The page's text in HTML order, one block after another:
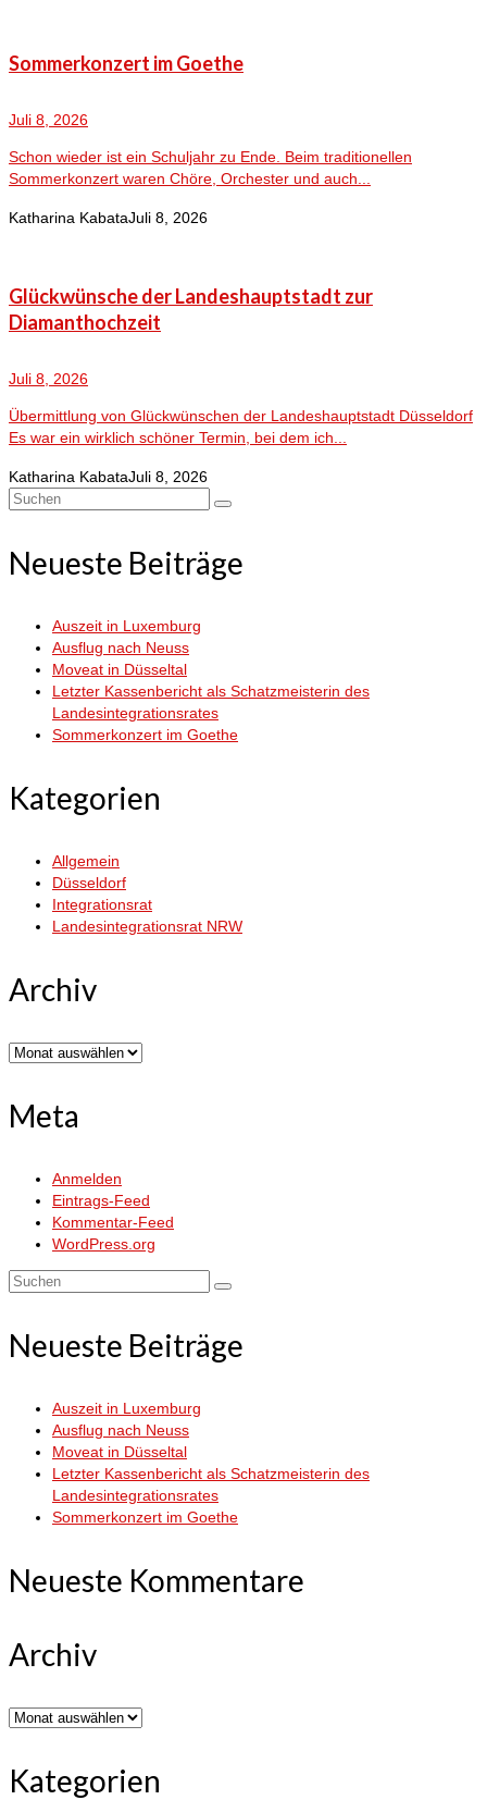
Sommerkonzert im Goethe
Juli 8, 2026
Schon wieder ist ein Schuljahr zu Ende. Beim traditionellen
Sommerkonzert waren Chöre, Orchester und auch...
Katharina KabataJuli 8, 2026
Glückwünsche der Landeshauptstadt zur
Diamanthochzeit
Juli 8, 2026
Übermittlung von Glückwünschen der Landeshauptstadt Düsseldorf
Es war ein wirklich schöner Termin, bei dem ich...
Katharina KabataJuli 8, 2026
Suchen
Neueste Beiträge
Auszeit in Luxemburg
Ausflug nach Neuss
Moveat in Düsseltal
Letzter Kassenbericht als Schatzmeisterin des
Landesintegrationsrates
Sommerkonzert im Goethe
Kategorien
Allgemein
Düsseldorf
Integrationsrat
Landesintegrationsrat NRW
Archiv
Archiv
Meta
Anmelden
Eintrags-Feed
Kommentar-Feed
WordPress.org
Suchen
Neueste Beiträge
Auszeit in Luxemburg
Ausflug nach Neuss
Moveat in Düsseltal
Letzter Kassenbericht als Schatzmeisterin des
Landesintegrationsrates
Sommerkonzert im Goethe
Neueste Kommentare
Archiv
Archiv
Kategorien